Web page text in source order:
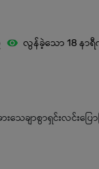
လွန်ခဲ့သော 18 နာ
ချာစွာရှင်းလင်းပြောက